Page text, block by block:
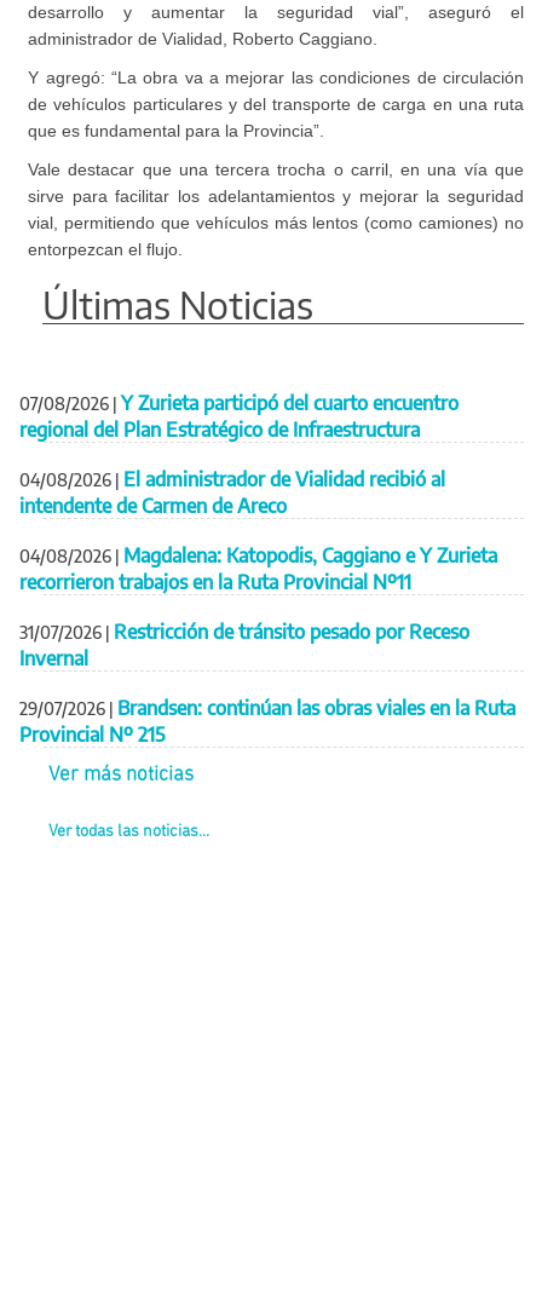
desarrollo y aumentar la seguridad vial”, aseguró el
administrador de Vialidad, Roberto Caggiano.
Y agregó: “La obra va a mejorar las condiciones de circulación
de vehículos particulares y del transporte de carga en una ruta
que es fundamental para la Provincia”.
Vale destacar que una tercera trocha o carril, en una vía que
sirve para facilitar los adelantamientos y mejorar la seguridad
vial, permitiendo que vehículos más lentos (como camiones) no
entorpezcan el flujo.
Últimas Noticias
07/08/2026 | Y Zurieta participó del cuarto encuentro
regional del Plan Estratégico de Infraestructura
04/08/2026 | El administrador de Vialidad recibió al
intendente de Carmen de Areco
04/08/2026 | Magdalena: Katopodis, Caggiano e Y Zurieta
recorrieron trabajos en la Ruta Provincial Nº11
31/07/2026 | Restricción de tránsito pesado por Receso
Invernal
29/07/2026 | Brandsen: continúan las obras viales en la Ruta
Provincial Nº 215
Ver más noticias
Ver todas las noticias...